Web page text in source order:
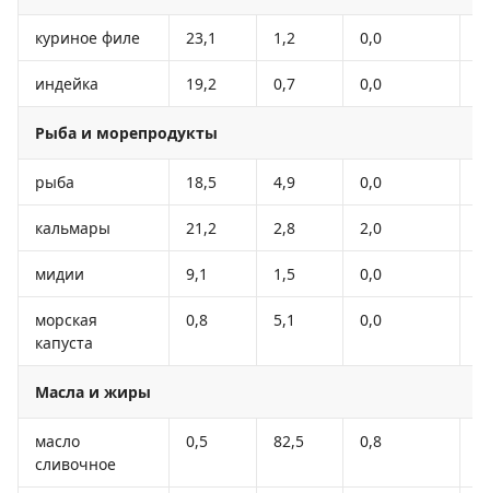
куриное филе 23,1 1,2 0,0
индейка 19,2 0,7 0,0
Рыба и морепродукты
рыба 18,5 4,9 0,0
кальмары 21,2 2,8 2,0
мидии 9,1 1,5 0,0
морская
капуста
0,8 5,1 0,0
Масла и жиры
масло
сливочное
0,5 82,5 0,8